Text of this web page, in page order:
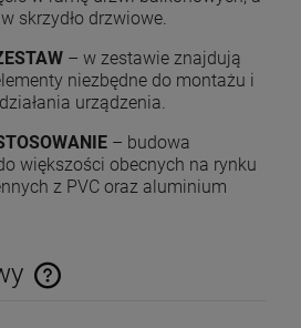
skrzydło drzwiowe.
– w zestawie znajdują
niezbędne do montażu i
urządzenia.
– budowa
większości obecnych na rynku
z PVC oraz aluminium
kosztów płatności